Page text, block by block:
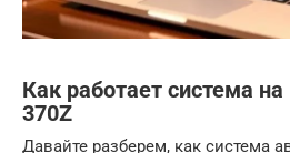
Как работает система
370Z
Давайте разберем, как система